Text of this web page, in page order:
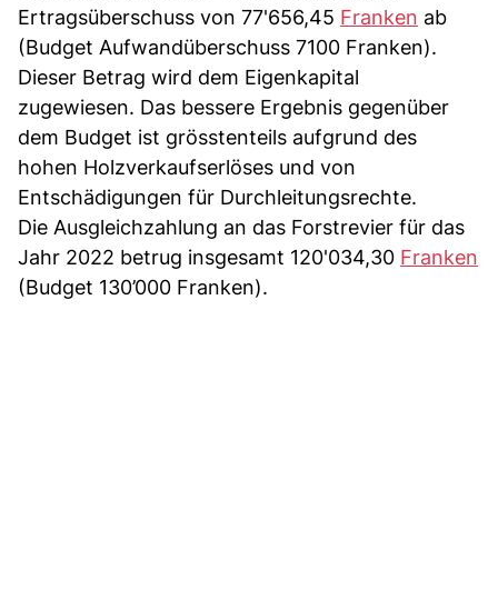
Ertragsüberschuss von 77'656,45 Franken ab
(Budget Aufwandüberschuss 7100 Franken).
Dieser Betrag wird dem Eigenkapital
zugewiesen. Das bessere Ergebnis gegenüber
dem Budget ist grösstenteils aufgrund des
hohen Holzverkaufserlöses und von
Entschädigungen für Durchleitungsrechte.
Die Ausgleichzahlung an das Forstrevier für das
Jahr 2022 betrug insgesamt 120'034,30 Franken
(Budget 130’000 Franken).